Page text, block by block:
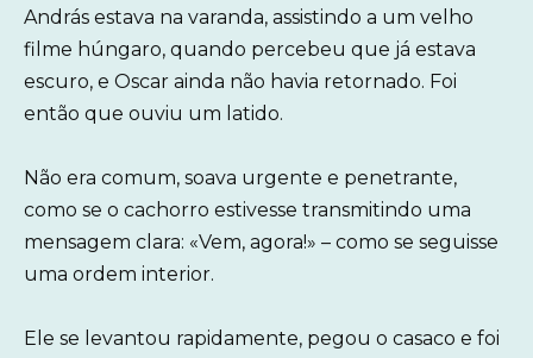
András estava na varanda, assistindo a um velho
filme húngaro, quando percebeu que já estava
escuro, e Oscar ainda não havia retornado. Foi
então que ouviu um latido.
Não era comum, soava urgente e penetrante,
como se o cachorro estivesse transmitindo uma
mensagem clara: «Vem, agora!» – como se seguisse
uma ordem interior.
Ele se levantou rapidamente, pegou o casaco e foi